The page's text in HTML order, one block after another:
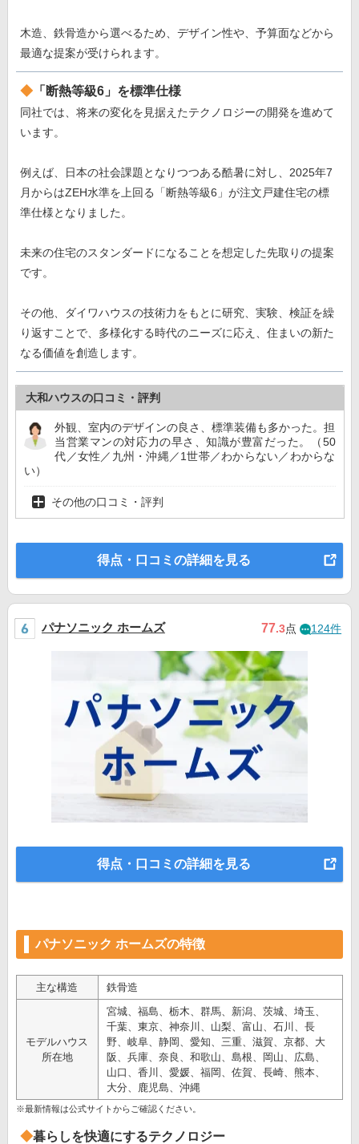
木造、鉄骨造から選べるため、デザイン性や、予算面などから
最適な提案が受けられます。
「断熱等級6」を標準仕様
同社では、将来の変化を見据えたテクノロジーの開発を進めて
います。
例えば、日本の社会課題となりつつある酷暑に対し、2025年7
月からはZEH水準を上回る「断熱等級6」が注文戸建住宅の標
準仕様となりました。
未来の住宅のスタンダードになることを想定した先取りの提案
です。
その他、ダイワハウスの技術力をもとに研究、実験、検証を繰
り返すことで、多様化する時代のニーズに応え、住まいの新た
なる価値を創造します。
大和ハウスの口コミ・評判
外観、室内のデザインの良さ、標準装備も多かった。担
当営業マンの対応力の早さ、知識が豊富だった。（50
代／女性／九州・沖縄／1世帯／わからない／わからな
い）
その他の口コミ・評判
得点・口コミの詳細を見る
パナソニック ホームズ 77.3点 124件
得点・口コミの詳細を見る
パナソニック ホームズの特徴
主な構造 鉄骨造
モデルハウス
所在地
宮城、福島、栃木、群馬、新潟、茨城、埼玉、
千葉、東京、神奈川、山梨、富山、石川、長
野、岐阜、静岡、愛知、三重、滋賀、京都、大
阪、兵庫、奈良、和歌山、島根、岡山、広島、
山口、香川、愛媛、福岡、佐賀、長崎、熊本、
大分、鹿児島、沖縄
※最新情報は公式サイトからご確認ください。
暮らしを快適にするテクノロジー